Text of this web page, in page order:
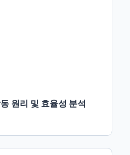
원리 및 효율성 분석